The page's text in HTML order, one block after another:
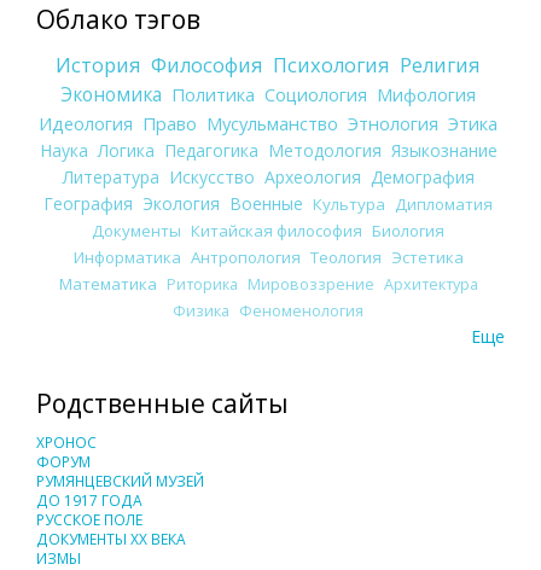
Облако тэгов
История Философия Психология Религия
Экономика Политика Социология Мифология
Идеология Право Мусульманство Этнология Этика
Наука Логика Педагогика Методология Языкознание
Литература Искусство Археология Демография
География Экология Военные Культура
Дипломатия
Документы Китайская философия Биология
Информатика Антропология Теология Эстетика
Математика Риторика Мировоззрение Архитектура
Физика Феноменология
Еще
Родственные сайты
ХРОНОС
ФОРУМ
РУМЯНЦЕВСКИЙ МУЗЕЙ
ДО 1917 ГОДА
РУССКОЕ ПОЛЕ
ДОКУМЕНТЫ XX ВЕКА
ИЗМЫ